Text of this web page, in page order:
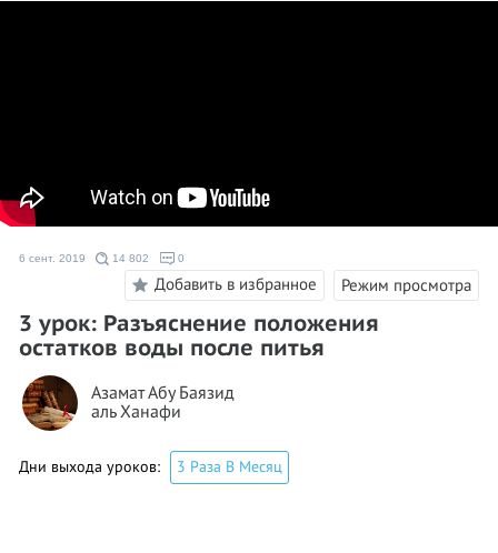
6 сент. 2019 14 802 0
Добавить в избранное Режим просмотра
3 урок: Разъяснение положения
остатков воды после питья
Азамат Абу Баязид
аль Ханафи
Дни выхода уроков: 3 Раза В Месяц